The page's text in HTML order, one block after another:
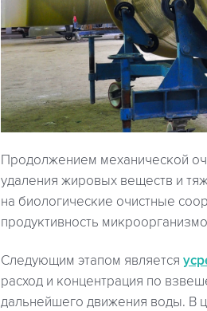
Продолжением механической
удаления жировых веществ и
на биологические очистные
продуктивность
Следующим этапом является
расход и концентрация по
дальнейшего движения воды. В